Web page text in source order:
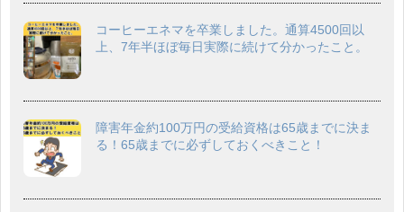
コーヒーエネマを卒業しました。通算4500回以
上、7年半ほぼ毎日実際に続けて分かったこと。
障害年金約100万円の受給資格は65歳までに決ま
る！65歳までに必ずしておくべきこと！